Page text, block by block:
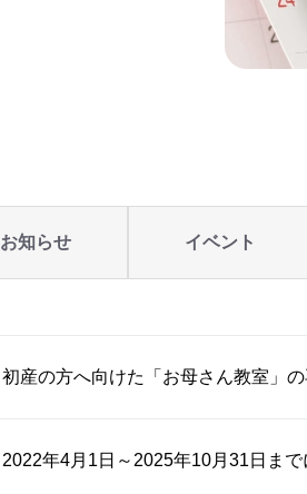
お知らせ イベント
初産の方へ向けた「お母さん教室」
2022年4月1日～2025年10月31日ま